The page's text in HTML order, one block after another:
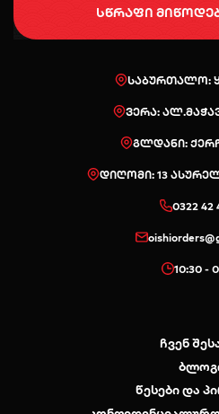
სწრაფი
საბურთალო:
ვერა:
გლდანი:
დიღომი: 13
0322 42
10:30 -
ჩვენ
წესები და